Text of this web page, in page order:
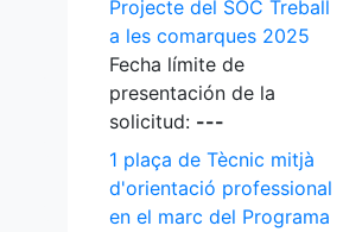
Projecte del SOC Treball
a les comarques 2025
Fecha límite de
presentación de la
solicitud: ---
1 plaça de Tècnic mitjà
d'orientació professional
en el marc del Programa